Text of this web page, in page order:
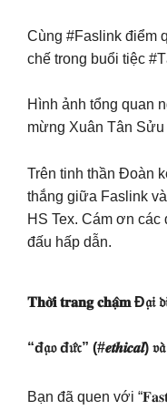
Cùng #Faslink điểm
chế trong buổi tiệc
Hình ảnh tổng quan
mừng Xuân Tân Sửu
Trên tinh thần Đoàn
thắng giữa Faslink
HS Tex. Cám ơn
đấu hấp dẫn.
𝐓𝐡𝐨̛̀𝐢 𝐭𝐫𝐚𝐧𝐠 𝐜𝐡𝐚̣̂𝐦 Đ𝔞̣𝔦
“đ𝔞̣𝔬 đ𝔲̛́𝔠” (#𝒆𝒕𝒉𝒊𝒄𝒂𝒍)
Bạn đã quen với